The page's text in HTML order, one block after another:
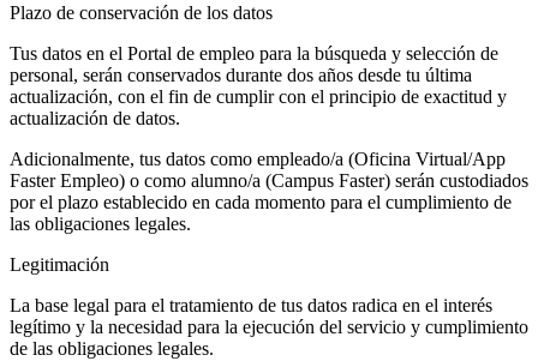
Plazo de conservación de los datos
Tus datos en el Portal de empleo para la búsqueda y selección de
personal, serán conservados durante dos años desde tu última
actualización, con el fin de cumplir con el principio de exactitud y
actualización de datos.
Adicionalmente, tus datos como empleado/a (Oficina Virtual/App
Faster Empleo) o como alumno/a (Campus Faster) serán custodiados
por el plazo establecido en cada momento para el cumplimiento de
las obligaciones legales.
Legitimación
La base legal para el tratamiento de tus datos radica en el interés
legítimo y la necesidad para la ejecución del servicio y cumplimiento
de las obligaciones legales.